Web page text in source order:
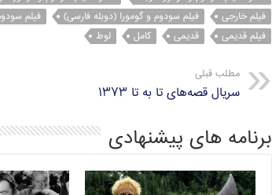
o
o
e
r
r
a
A
p
فیلم خارجی
فیلم سودوم و گومورا (دوبله فارسی) فیلم
فیلم قدیمی
قدیمی کامل لوط
مطلب قبلی
سریال قصه‌های تا‌ به‌ تا ۱۳۷۳
برنامه های پیشنهادی